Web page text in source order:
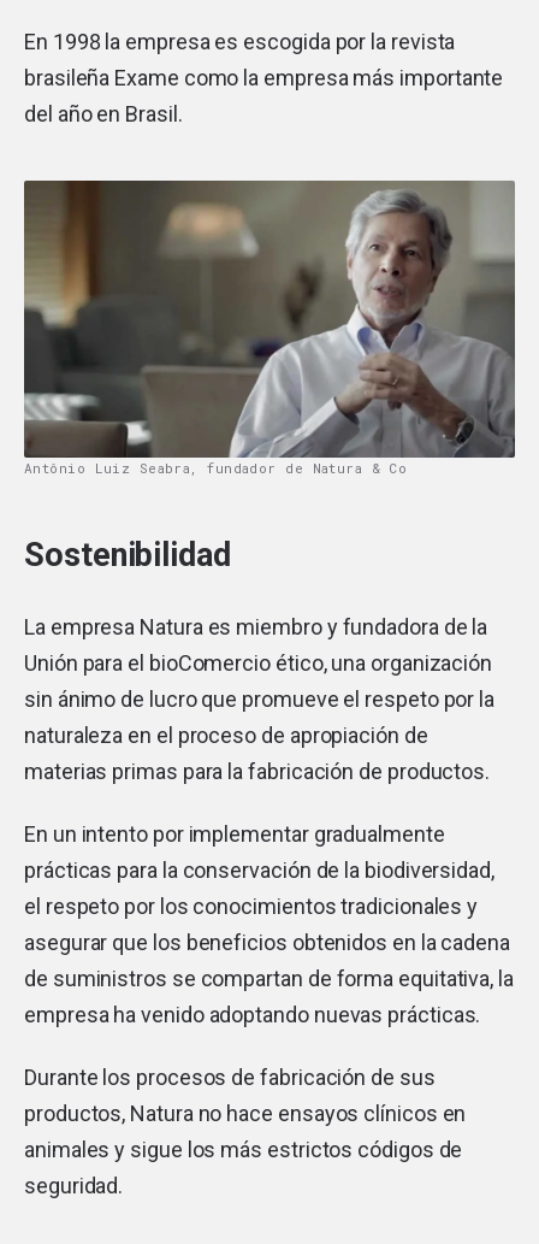
En 1998 la empresa es escogida por la revista
brasileña Exame como la empresa más importante
del año en Brasil.
Antônio Luiz Seabra, fundador de Natura & Co
Sostenibilidad
La empresa Natura es miembro y fundadora de la
Unión para el bioComercio ético, una organización
sin ánimo de lucro que promueve el respeto por la
naturaleza en el proceso de apropiación de
materias primas para la fabricación de productos.
En un intento por implementar gradualmente
prácticas para la conservación de la biodiversidad,
el respeto por los conocimientos tradicionales y
asegurar que los beneficios obtenidos en la cadena
de suministros se compartan de forma equitativa, la
empresa ha venido adoptando nuevas prácticas.
Durante los procesos de fabricación de sus
productos, Natura no hace ensayos clínicos en
animales y sigue los más estrictos códigos de
seguridad.